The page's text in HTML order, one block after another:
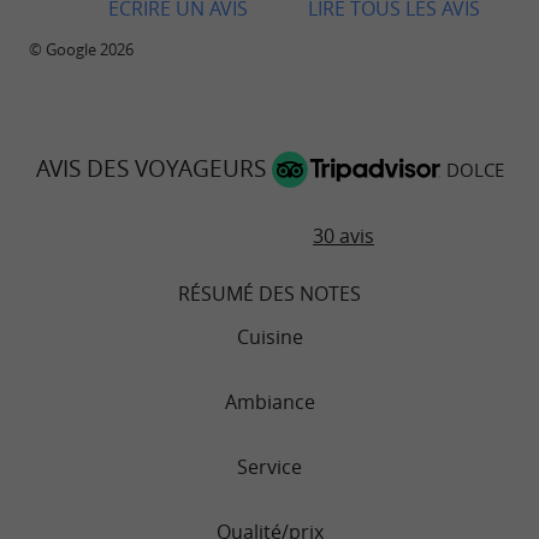
plats maisons gourmands et goûteux. Chaque
ingrédient
avec unecuisine italienne responsable. Venez
LIRE TOUS LES AVIS
ECRIRE UN AVIS
© Google 2026
AVIS DES VOYAGEURS DOLCE
30 avis
RÉSUMÉ DES NOTES
Cuisine
Ambiance
Service
Qualité/prix